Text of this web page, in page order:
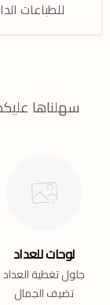
للطباعات
سهلناها
لوحات للعداد
جلول تغطية العداد
تضيف الجمال